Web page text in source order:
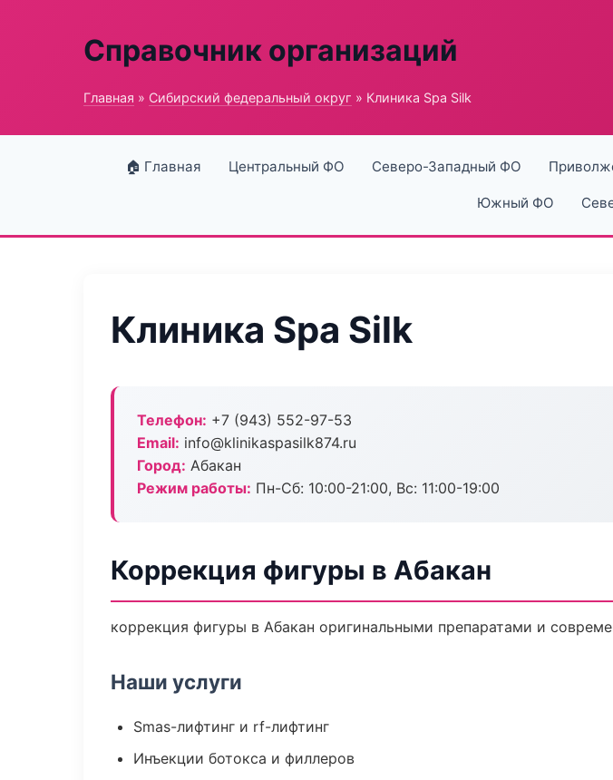
Справочник организаций
Главная » Сибирский федеральный округ » Клиника Spa Silk
🏠 Главная Центральный ФО Северо-Западный ФО
Южный ФО
Клиника Spa Silk
Телефон: +7 (943) 552-97-53
Email: info@klinikaspasilk874.ru
Город: Абакан
Режим работы: Пн-Сб: 10:00-21:00, Вс: 11:00-19:00
Коррекция фигуры в Абакан
коррекция фигуры в Абакан оригинальными препаратами и
Наши услуги
Smas-лифтинг и rf-лифтинг
Инъекции ботокса и филлеров